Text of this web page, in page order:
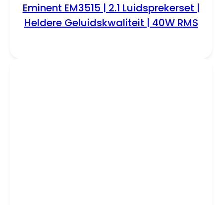
Eminent EM3515 | 2.1 Luidsprekerset |
Heldere Geluidskwaliteit | 40W RMS